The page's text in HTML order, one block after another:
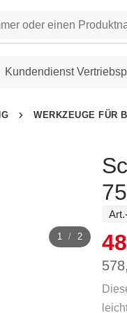
Kundendienst
WERKZEUGE FÜR
1 / 2